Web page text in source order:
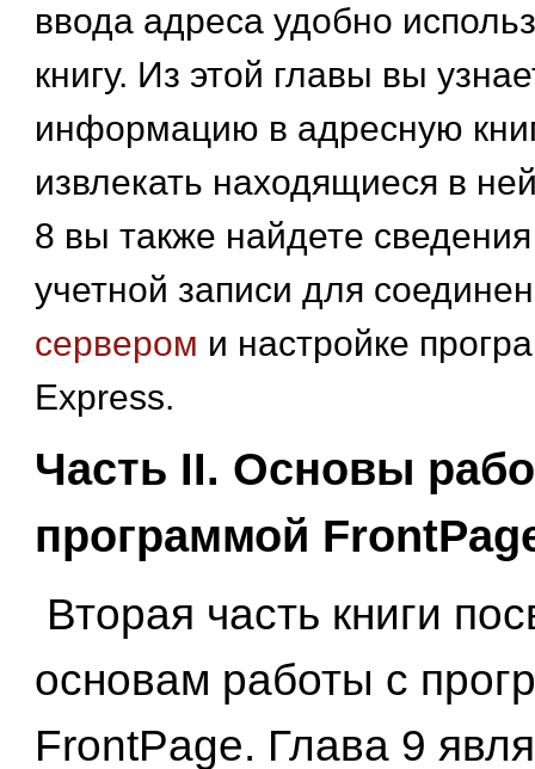
ввода адреса удобно
книгу. Из этой главы вы
информацию в адресную
извлекать находящиеся в
8 вы также найдете
учетной записи для
сервером и настройке
Express.
Часть II. Основы
программой
Вторая часть книги
основам работы с
FrontPage. Глава 9